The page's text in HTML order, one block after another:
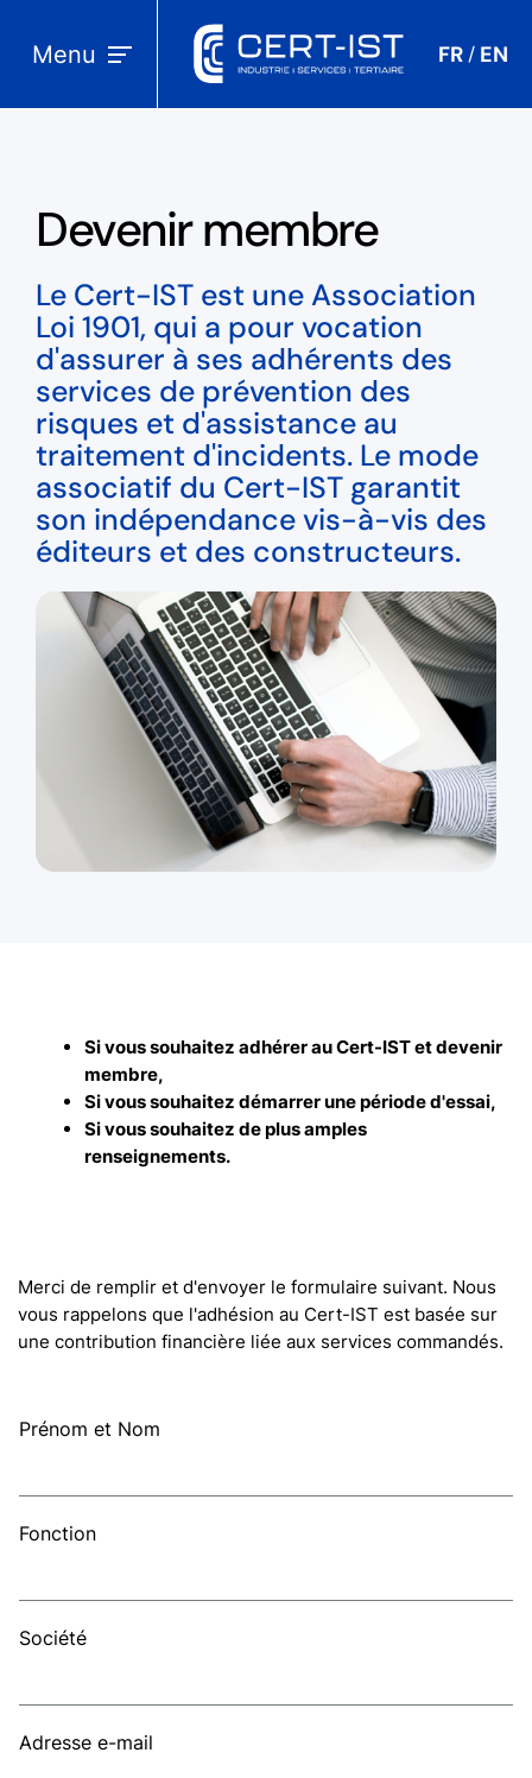
Menu FR / EN
Devenir membre
Le Cert-IST est une Association
Loi 1901, qui a pour vocation
d'assurer à ses adhérents des
services de prévention des
risques et d'assistance au
traitement d'incidents. Le mode
associatif du Cert-IST garantit
son indépendance vis-à-vis des
éditeurs et des constructeurs.
Si vous souhaitez adhérer au Cert-IST et devenir
membre,
Si vous souhaitez démarrer une période d'essai,
Si vous souhaitez de plus amples
renseignements.
Merci de remplir et d'envoyer le formulaire suivant. Nous
vous rappelons que l'adhésion au Cert-IST est basée sur
une contribution financière liée aux services commandés.
Prénom et Nom
Fonction
Société
Adresse e-mail